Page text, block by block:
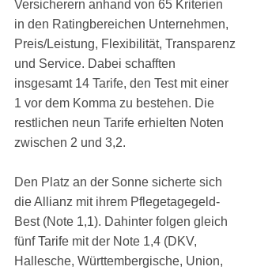
Versicherern anhand von 65 Kriterien
in den Ratingbereichen Unternehmen,
Preis/Leistung, Flexibilität, Transparenz
und Service. Dabei schafften
insgesamt 14 Tarife, den Test mit einer
1 vor dem Komma zu bestehen. Die
restlichen neun Tarife erhielten Noten
zwischen 2 und 3,2.
Den Platz an der Sonne sicherte sich
die Allianz mit ihrem Pflegetagegeld-
Best (Note 1,1). Dahinter folgen gleich
fünf Tarife mit der Note 1,4 (DKV,
Hallesche, Württembergische, Union,